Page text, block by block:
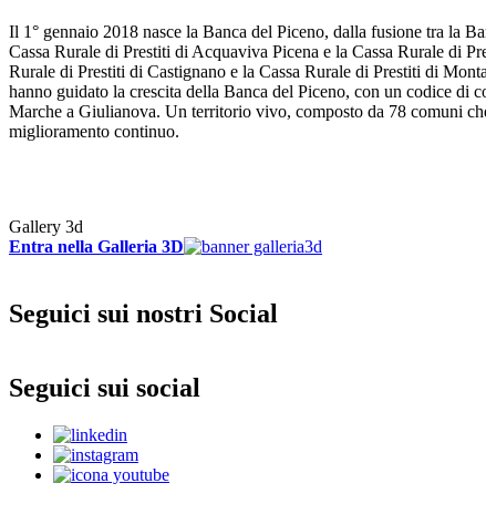
Il 1° gennaio 2018 nasce la Banca del Piceno, dalla fusione tra la
Cassa Rurale di Prestiti di Acquaviva Picena e la Cassa Rurale di
Rurale di Prestiti di Castignano e la Cassa Rurale di Prestiti di
hanno guidato la crescita della Banca del Piceno, con un codice
Marche a Giulianova. Un territorio vivo, composto da 78 comuni
miglioramento continuo.
Gallery 3d
Entra nella Galleria 3D
Seguici sui nostri Social
Seguici sui social